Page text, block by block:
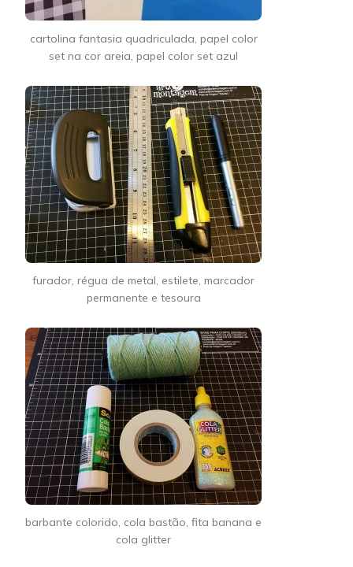
cartolina fantasia quadriculada, papel color
set na cor areia, papel color set azul
furador, régua de metal, estilete, marcador
permanente e tesoura
barbante colorido, cola bastão, fita banana e
cola glitter